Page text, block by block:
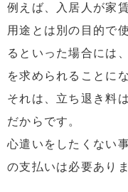
例えば、入居人が家
用途とは別の目的で
るといった場合には
を求められることに
それは、立ち退き料
だからです。
心遣いをしたくない
の支払いは必要ありま